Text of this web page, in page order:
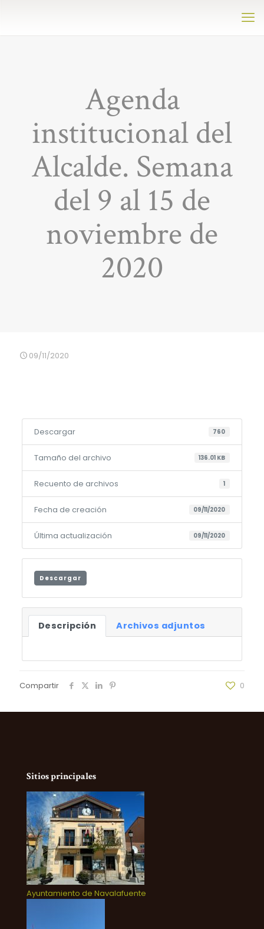
Agenda
institucional del
Alcalde. Semana
del 9 al 15 de
noviembre de
2020
09/11/2020
Descargar 760
Tamaño del archivo 136.01 KB
Recuento de archivos 1
Fecha de creación 09/11/2020
Última actualización 09/11/2020
Descargar
Descripción Archivos adjuntos
Compartir 0
Sitios principales
Ayuntamiento de Navalafuente